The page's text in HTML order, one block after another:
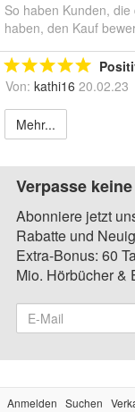
So haben Kunden,
haben, den Kauf
Von: kathi16 20.02.23
Mehr...
Verpasse
Abonniere jetzt
Rabatte und
Extra-Bonus: 60
Mio. Hörbücher &
Anmelden Suchen